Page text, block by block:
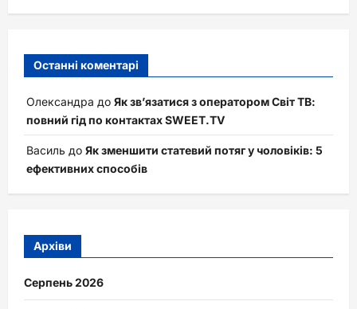
Останні коментарі
Олександра до Як зв’язатися з оператором Світ ТВ:
повний гід по контактах SWEET.TV
Василь до Як зменшити статевий потяг у чоловіків: 5
ефективних способів
Архіви
Серпень 2026